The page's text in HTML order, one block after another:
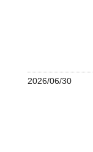
2026/06/30